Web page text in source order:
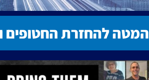
המטה להחזרת החטופים